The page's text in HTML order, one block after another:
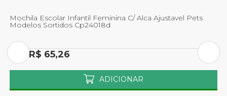
Mochila Escolar Infantil Feminina C/ Alca Ajustavel Pets
Modelos Sortidos Cp24018d
Por R$ 65,26
ADICIONAR